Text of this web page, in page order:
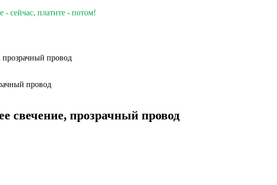
- сейчас, платите - потом!
прозрачный провод
провод
свечение, прозрачный провод